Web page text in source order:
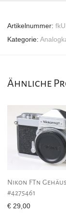
Artikelnummer:
Kategorie:
Ähnliche
Nikon FTn
#4275461
€ 29,00